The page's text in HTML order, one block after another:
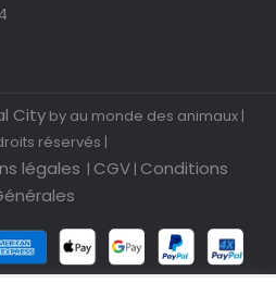
Cityby au monde des animaux |
réservés |
légales | CGV | Conditions